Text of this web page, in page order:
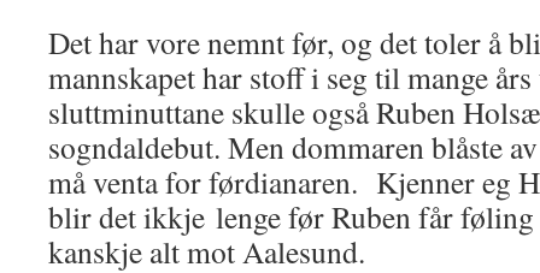
Det har vore nemnt før, og det toler å
mannskapet har stoff i seg til mange
sluttminuttane skulle også Ruben
sogndaldebut. Men dommaren blåste
må venta for førdianaren. Kjenner eg
blir det ikkje lenge før Ruben får føling
kanskje alt mot Aalesund.